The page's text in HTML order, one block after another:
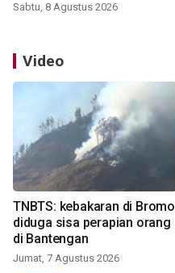
Sabtu, 8 Agustus 2026
Video
TNBTS: kebakaran di Bromo
diduga sisa perapian orang
di Bantengan
Jumat, 7 Agustus 2026